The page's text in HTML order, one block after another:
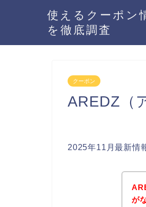
使えるクーポン
を徹底調査
クーポン
AREDZ（
2025年11月最新情
が